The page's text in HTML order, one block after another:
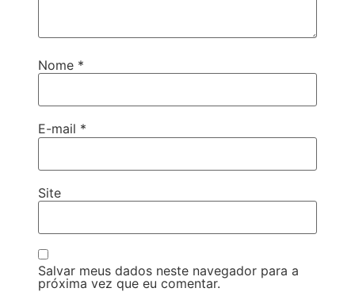
Nome *
E-mail *
Site
Salvar meus dados neste navegador para a
próxima vez que eu comentar.